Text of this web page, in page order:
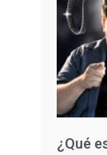
¿Qué